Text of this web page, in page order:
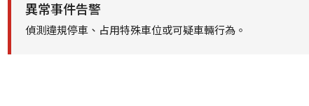
異常事件告警
偵測違規停車、占用特殊車位或可疑車輛行為。